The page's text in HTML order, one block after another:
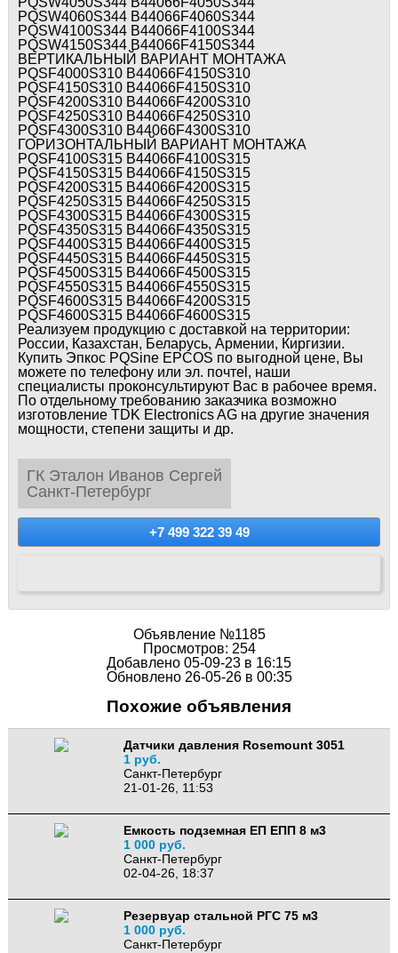
PQSW4060S344 B44066F4060S344
PQSW4100S344 B44066F4100S344
PQSW4150S344 B44066F4150S344
ВЕРТИКАЛЬНЫЙ ВАРИАНТ МОНТАЖА
PQSF4000S310 B44066F4150S310
PQSF4150S310 B44066F4150S310
PQSF4200S310 B44066F4200S310
PQSF4250S310 B44066F4250S310
PQSF4300S310 B44066F4300S310
ГОРИЗОНТАЛЬНЫЙ ВАРИАНТ МОНТАЖА
PQSF4100S315 B44066F4100S315
PQSF4150S315 B44066F4150S315
PQSF4200S315 B44066F4200S315
PQSF4250S315 B44066F4250S315
PQSF4300S315 B44066F4300S315
PQSF4350S315 B44066F4350S315
PQSF4400S315 B44066F4400S315
PQSF4450S315 B44066F4450S315
PQSF4500S315 B44066F4500S315
PQSF4550S315 B44066F4550S315
PQSF4600S315 B44066F4200S315
PQSF4600S315 B44066F4600S315
Реализуем продукцию с доставкой на территории:
России, Казахстан, Беларусь, Армении, Киргизии.
Купить Эпкос PQSine EPCOS по выгодной цене, Вы
можете по телефону или эл. почтеl, наши
специалисты проконсультируют Вас в рабочее время.
По отдельному требованию заказчика возможно
изготовление TDK Electronics AG на другие значения
мощности, степени защиты и др.
ГК Эталон Иванов Сергей
Санкт-Петербург
+7 499 322 39 49
Объявление №1185
Просмотров: 254
Добавлено 05-09-23 в 16:15
Обновлено 26-05-26 в 00:35
Похожие объявления
Датчики давления Rosemount 3051
1 руб.
Санкт-Петербург
21-01-26, 11:53
Емкость подземная ЕП ЕПП 8 м3
1 000 руб.
Санкт-Петербург
02-04-26, 18:37
Резервуар стальной РГС 75 м3
1 000 руб.
Санкт-Петербург